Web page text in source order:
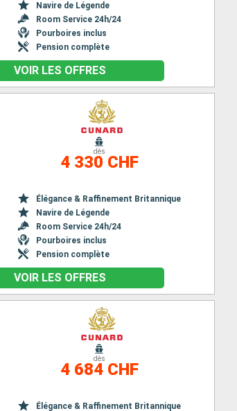
Navire de Légende
Room Service 24h/24
Pourboires inclus
Pension complète
VOIR LES OFFRES
dès
4 330 CHF
Élégance & Raffinement Britannique
Navire de Légende
Room Service 24h/24
Pourboires inclus
Pension complète
VOIR LES OFFRES
dès
4 684 CHF
Élégance & Raffinement Britannique